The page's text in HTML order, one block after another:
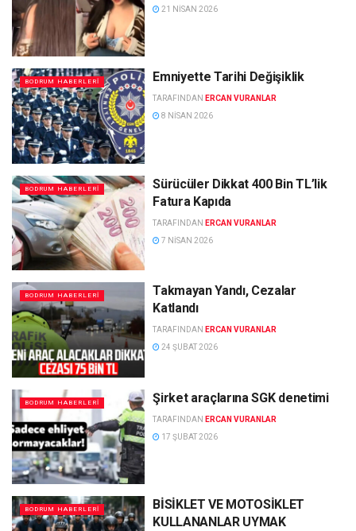
21 NISAN 2026
BODRUM HABERLERI Emniyette Tarihi Değişiklik
TARAFINDAN ERCAN VURANLAR
8 NISAN 2026
BODRUM HABERLERI
Sürücüler Dikkat 400 Bin TL’lik
Fatura Kapıda
TARAFINDAN ERCAN VURANLAR
7 NISAN 2026
BODRUM HABERLERI
Takmayan Yandı, Cezalar
Katlandı
TARAFINDAN ERCAN VURANLAR
24 ŞUBAT 2026
BODRUM HABERLERI Şirket araçlarına SGK denetimi
TARAFINDAN ERCAN VURANLAR
17 ŞUBAT 2026
BODRUM HABERLERI
BİSİKLET VE MOTOSİKLET
KULLANANLAR UYMAK